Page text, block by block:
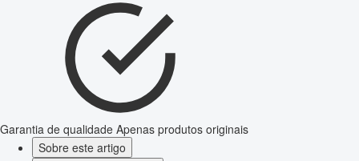
Garantia de qualidade Apenas produtos originais
Sobre este artigo